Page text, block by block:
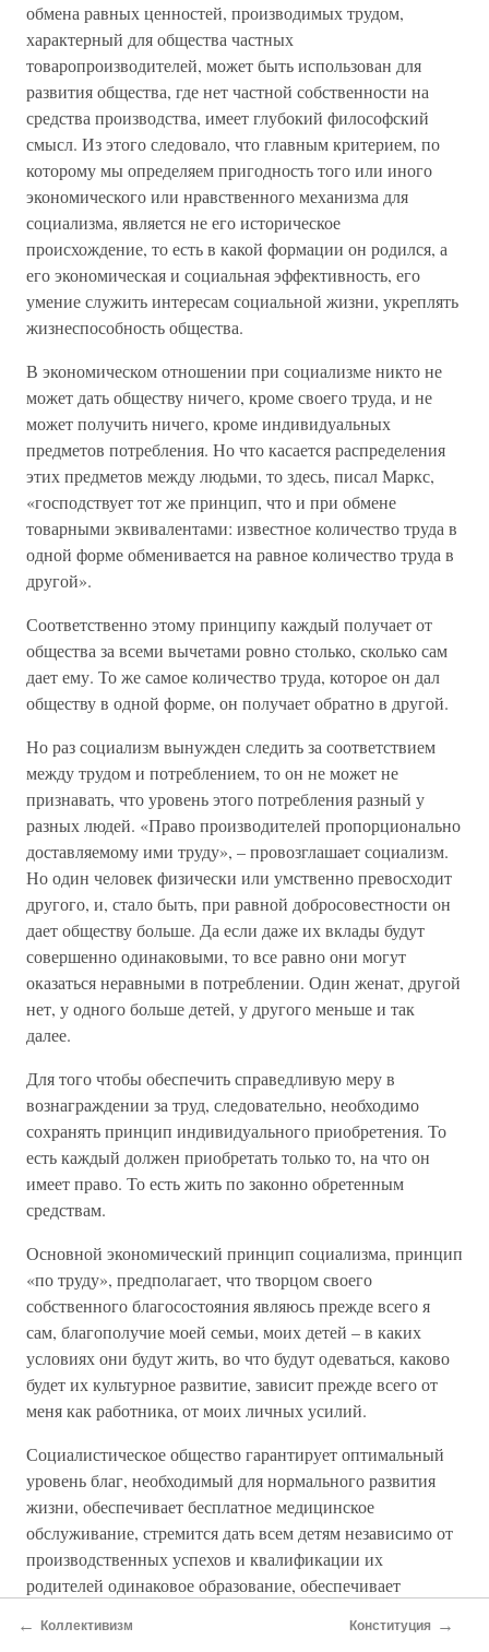
обмена равных ценностей, производимых трудом,
характерный для общества частных
товаропроизводителей, может быть использован для
развития общества, где нет частной собственности на
средства производства, имеет глубокий философский
смысл. Из этого следовало, что главным критерием, по
которому мы определяем пригодность того или иного
экономического или нравственного механизма для
социализма, является не его историческое
происхождение, то есть в какой формации он родился, а
его экономическая и социальная эффективность, его
умение служить интересам социальной жизни, укреплять
жизнеспособность общества.
В экономическом отношении при социализме никто не
может дать обществу ничего, кроме своего труда, и не
может получить ничего, кроме индивидуальных
предметов потребления. Но что касается распределения
этих предметов между людьми, то здесь, писал Маркс,
«господствует тот же принцип, что и при обмене
товарными эквивалентами: известное количество труда в
одной форме обменивается на равное количество труда в
другой».
Соответственно этому принципу каждый получает от
общества за всеми вычетами ровно столько, сколько сам
дает ему. То же самое количество труда, которое он дал
обществу в одной форме, он получает обратно в другой.
Но раз социализм вынужден следить за соответствием
между трудом и потреблением, то он не может не
признавать, что уровень этого потребления разный у
разных людей. «Право производителей пропорционально
доставляемому ими труду», – провозглашает социализм.
Но один человек физически или умственно превосходит
другого, и, стало быть, при равной добросовестности он
дает обществу больше. Да если даже их вклады будут
совершенно одинаковыми, то все равно они могут
оказаться неравными в потреблении. Один женат, другой
нет, у одного больше детей, у другого меньше и так
далее.
Для того чтобы обеспечить справедливую меру в
вознаграждении за труд, следовательно, необходимо
сохранять принцип индивидуального приобретения. То
есть каждый должен приобретать только то, на что он
имеет право. То есть жить по законно обретенным
средствам.
Основной экономический принцип социализма, принцип
«по труду», предполагает, что творцом своего
собственного благосостояния являюсь прежде всего я
сам, благополучие моей семьи, моих детей – в каких
условиях они будут жить, во что будут одеваться, каково
будет их культурное развитие, зависит прежде всего от
меня как работника, от моих личных усилий.
Социалистическое общество гарантирует оптимальный
уровень благ, необходимый для нормального развития
жизни, обеспечивает бесплатное медицинское
обслуживание, стремится дать всем детям независимо от
производственных успехов и квалификации их
родителей одинаковое образование, обеспечивает
членов.
← Коллективизм Конституция →